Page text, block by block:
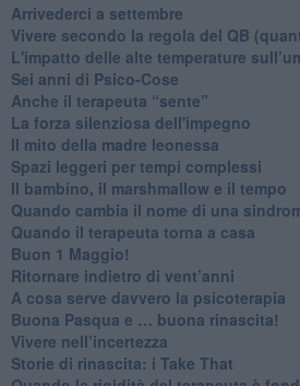
​Arrivederci a settembre
​Vivere secondo la regola del QB
​L'impatto delle alte temperature
Sei anni di Psico-Cose
​Anche il terapeuta “sente”
​La forza silenziosa dell'impegno
​Il mito della madre leonessa
Spazi leggeri per tempi complessi
Il bambino, il marshmallow e il tempo
​Quando cambia il nome di una
​Quando il terapeuta torna a casa
​Buon 1 Maggio!
Ritornare indietro di vent’anni
​A cosa serve davvero la psicoterapia
​Buona Pasqua e … buona rinascita!
​Vivere nell’incertezza
​Storie di rinascita: i Take That